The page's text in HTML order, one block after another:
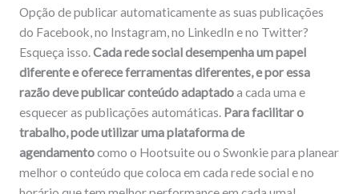
Opção de publicar automaticamente as suas publicações
do Facebook, no Instagram, no LinkedIn e no Twitter?
Esqueça isso.Cada rede social desempenha um papel
diferente e oferece ferramentas diferentes, e por essa
razão deve publicar conteúdo adaptadoa cada uma e
esquecer as publicações automáticas. Para facilitar o
trabalho, pode utilizar uma plataforma de
agendamentocomo o Hootsuite ou o Swonkie para planear
melhor o conteúdo que coloca em cada rede social e no